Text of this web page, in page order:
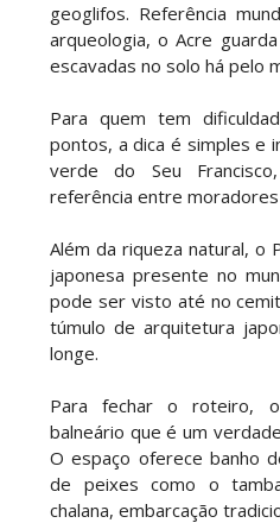
geoglifos. Referência
arqueologia, o Acre
escavadas no solo há pelo
Para quem tem
pontos, a dica é simples e
verde do Seu
referência entre
Além da riqueza natural, o
japonesa presente no
pode ser visto até no
túmulo de arquitetura
longe.
Para fechar o roteiro,
balneário que é um
O espaço oferece banho
de peixes como o
chalana, embarcação